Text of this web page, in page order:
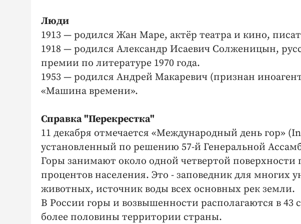
Люди
1913 — родился Жан Маре, актёр театра и кино,
1918 — родился Александр Исаевич Солженицын,
премии по литературе 1970 года.
1953 — родился Андрей Макаревич (признан
«Машина времени».
Справка "Перекрестка"
11 декабря отмечается «Международный день гор»
установленный по решению 57-й Генеральной
Горы занимают около одной четвертой
процентов населения. Это - заповедник для многих
животных, источник воды всех основных рек земли.
В России горы и возвышенности располагаются в 43
более половины территории страны.